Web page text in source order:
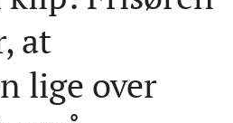
at
lige over